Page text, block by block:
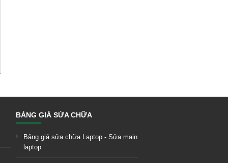
BẢNG GIÁ SỬA CHỮA
Bảng giá sửa chữa Laptop - Sửa main
laptop